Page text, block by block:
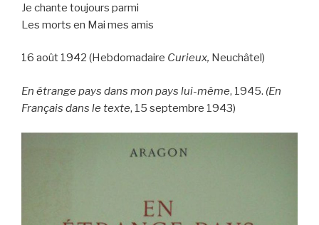
Je chante toujours parmi
Les morts en Mai mes amis
16 août 1942 (Hebdomadaire Curieux, Neuchâtel)
En étrange pays dans mon pays lui-même, 1945. (En
Français dans le texte, 15 septembre 1943)